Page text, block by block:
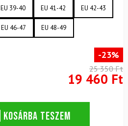
EU 39-40 EU 41-42 EU 42-43
EU 46-47 EU 48-49
-23%
25 350 Ft
19 460 Ft
KOSÁRBA TESZEM